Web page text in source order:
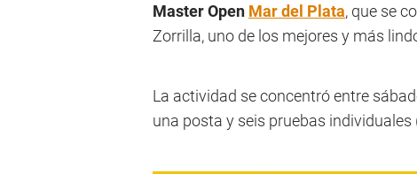
Master Open Mar del Plata, que se
Zorrilla, uno de los mejores y más
La actividad se concentró entre
una posta y seis pruebas individuales